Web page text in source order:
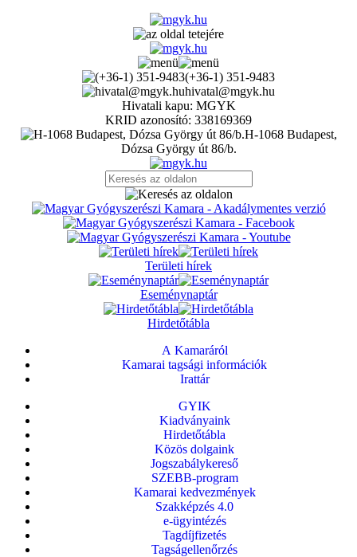
(+36-1) 351-9483
hivatal@mgyk.hu
Hivatali kapu: MGYK
KRID azonosító: 338169369
H-1068 Budapest,
Dózsa György út 86/b.
Területi hírek
Eseménynaptár
Hirdetőtábla
A Kamaráról
Kamarai tagsági információk
Irattár
GYIK
Kiadványaink
Hirdetőtábla
Közös dolgaink
Jogszabálykereső
SZEBB-program
Kamarai kedvezmények
Szakképzés 4.0
e-ügyintézés
Tagdíjfizetés
Tagságellenőrzés